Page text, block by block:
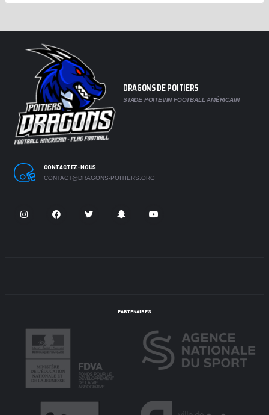
DRAGONS DE POITIERS
STADE POITEVIN FOOTBALL AMÉRICAIN
CONTACTEZ-NOUS
CONTACT@DRAGONS-POITIERS.ORG
PARTENAIRES